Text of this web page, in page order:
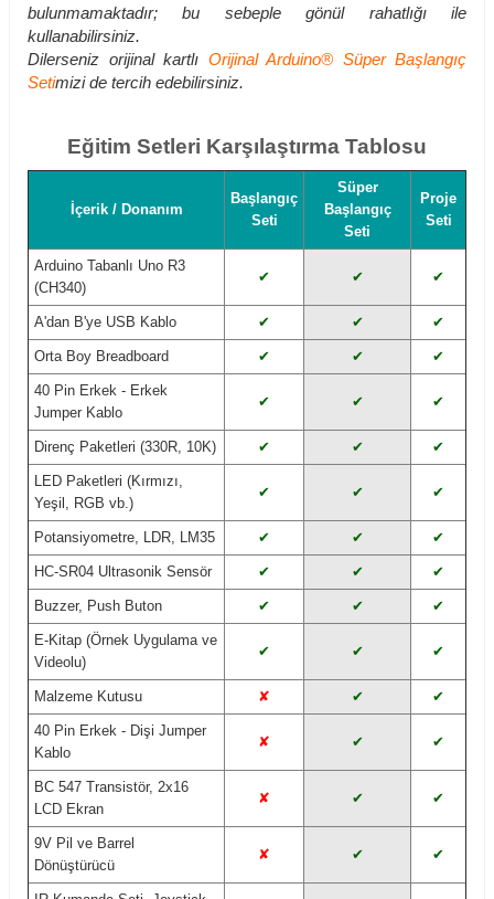
bulunmamaktadır; bu sebeple gönül rahatlığı ile
kullanabilirsiniz.
Dilerseniz orijinal kartlı Orijinal Arduino® Süper Başlangıç
Setimizi de tercih edebilirsiniz.
Eğitim Setleri Karşılaştırma Tablosu
İçerik / Donanım
Başlangıç
Seti
Süper
Başlangıç
Seti
Proje
Seti
Arduino Tabanlı Uno R3
(CH340)
✔ ✔ ✔
A'dan B'ye USB Kablo ✔ ✔ ✔
Orta Boy Breadboard ✔ ✔ ✔
40 Pin Erkek - Erkek
Jumper Kablo
✔ ✔ ✔
Direnç Paketleri (330R, 10K) ✔ ✔ ✔
LED Paketleri (Kırmızı,
Yeşil, RGB vb.)
✔ ✔ ✔
Potansiyometre, LDR, LM35 ✔ ✔ ✔
HC-SR04 Ultrasonik Sensör ✔ ✔ ✔
Buzzer, Push Buton ✔ ✔ ✔
E-Kitap (Örnek Uygulama ve
Videolu)
✔ ✔ ✔
Malzeme Kutusu ✘ ✔ ✔
40 Pin Erkek - Dişi Jumper
Kablo
✘ ✔ ✔
BC 547 Transistör, 2x16
LCD Ekran
✘ ✔ ✔
9V Pil ve Barrel
Dönüştürücü
✘ ✔ ✔